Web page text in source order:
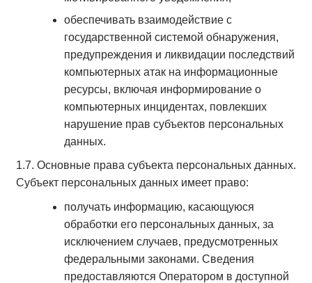
обеспечивать взаимодействие с
государственной системой обнаружения,
предупреждения и ликвидации последствий
компьютерных атак на информационные
ресурсы, включая информирование о
компьютерных инцидентах, повлекших
нарушение прав субъектов персональных
данных.
1.7. Основные права субъекта персональных данных.
Субъект персональных данных имеет право:
получать информацию, касающуюся
обработки его персональных данных, за
исключением случаев, предусмотренных
федеральными законами. Сведения
предоставляются Оператором в доступной